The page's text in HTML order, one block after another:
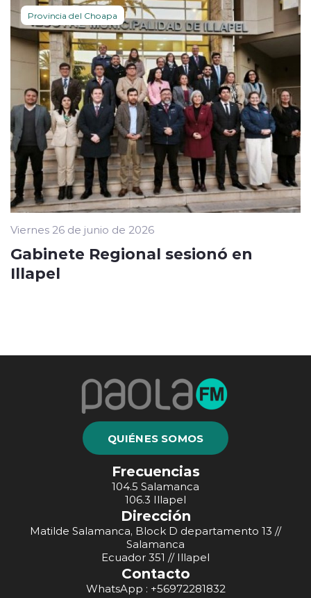
Provincia del Choapa
Viernes 26 de junio de 2026
Gabinete Regional sesionó en
Illapel
QUIÉNES SOMOS
Frecuencias
104.5 Salamanca
106.3 Illapel
Dirección
Matilde Salamanca, Block D departamento 13 //
Salamanca
Ecuador 351 // Illapel
Contacto
WhatsApp : +56972281832